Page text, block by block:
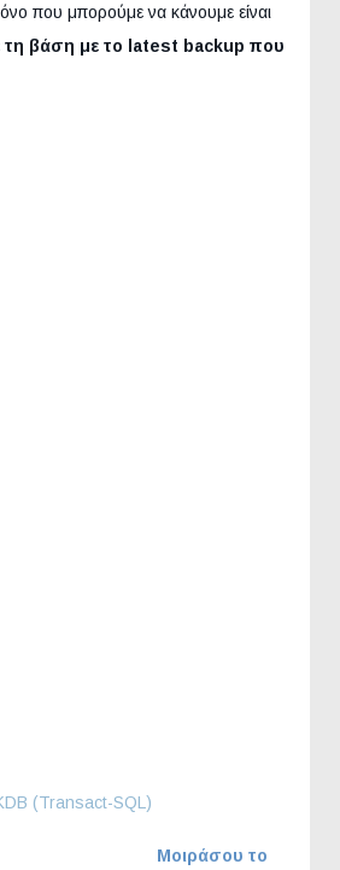
που μπορούμε να κάνουμε είναι
τη βάση με το latest backup που
(Transact-SQL)
Μοιράσου το